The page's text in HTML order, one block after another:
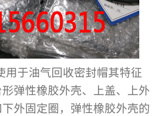
用于油气回收密封帽其特征
弹性橡胶外壳、上盖、上外
外固定圈，弹性橡胶外壳的